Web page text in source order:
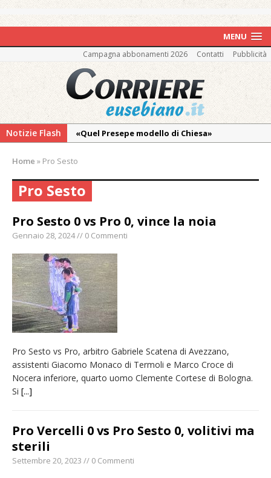
MENU
Campagna abbonamenti 2026 Contatti Pubblicità
Notizie Flash
«Quel Presepe modello di Chiesa»
Ringraziamento: convegno, messa e
mercatino agricolo
Piscina ex Enal non balneabile dopo i controlli
dell’Asl. Il Comune: «Misura precauzionale e
provvisoria»
La Regione stanzia oltre 38mila euro per il
carnevale di Santhià. La soddisfazione della
Pro Loco
Il Piemonte ha avviato la richiesta di calamità
naturale per la siccità estrema e gli incendi
Crisi idrica: il Comune di Vercelli introduce
alcune limitazioni all’utilizzo dell’acqua
Dieci anni fa l’ingresso a Vercelli
Home » Pro Sesto
Pro Sesto
Pro Sesto 0 vs Pro 0, vince la noia
Gennaio 28, 2024 // 0 Commenti
Pro Sesto vs Pro, arbitro Gabriele Scatena di Avezzano,
assistenti Giacomo Monaco di Termoli e Marco Croce di
Nocera inferiore, quarto uomo Clemente Cortese di Bologna.
Si [...]
Pro Vercelli 0 vs Pro Sesto 0, volitivi ma
sterili
Settembre 20, 2023 // 0 Commenti